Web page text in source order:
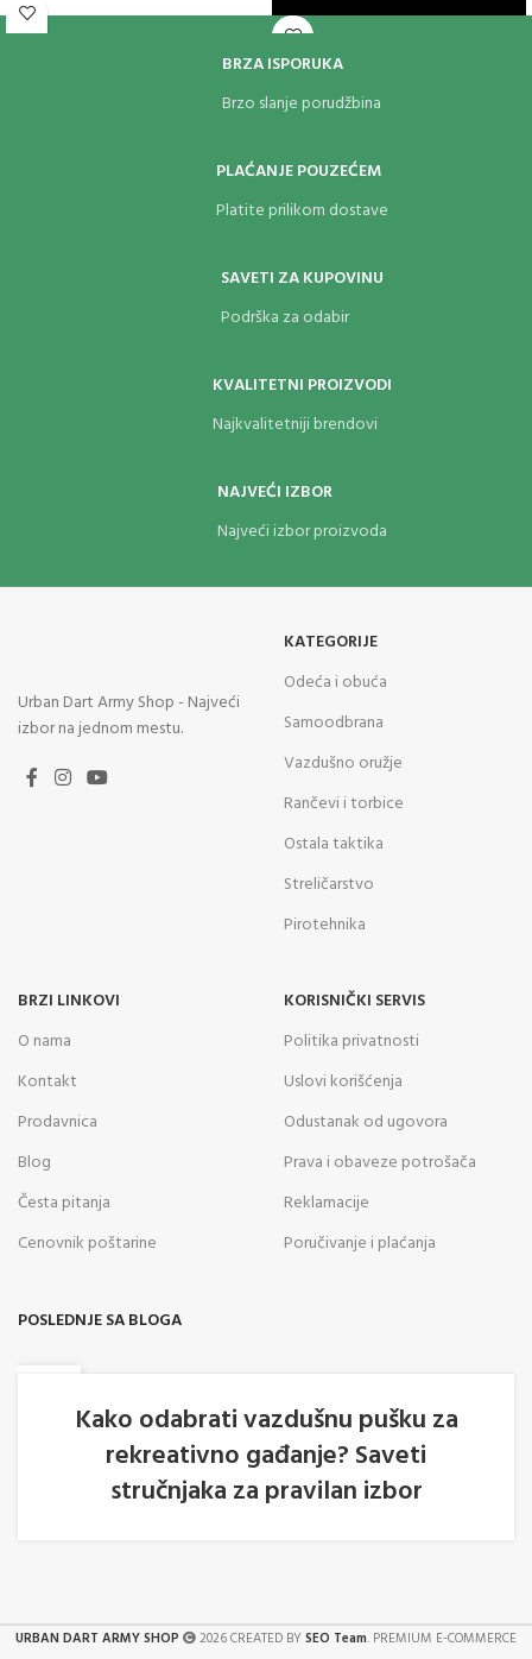
BRZA ISPORUKA
Brzo slanje porudžbina
PLAĆANJE POUZEĆEM
Platite prilikom dostave
SAVETI ZA KUPOVINU
Podrška za odabir
KVALITETNI PROIZVODI
Najkvalitetniji brendovi
NAJVEĆI IZBOR
Najveći izbor proizvoda
Urban Dart Army Shop - Najveći
izbor na jednom mestu.
KATEGORIJE
Odeća i obuća
Samoodbrana
Vazdušno oružje
Rančevi i torbice
Ostala taktika
Streličarstvo
Pirotehnika
BRZI LINKOVI
O nama
Kontakt
Prodavnica
Blog
Česta pitanja
Cenovnik poštarine
KORISNIČKI SERVIS
Politika privatnosti
Uslovi korišćenja
Odustanak od ugovora
Prava i obaveze potrošača
Reklamacije
Poručivanje i plaćanja
POSLEDNJE SA BLOGA
Kako odabrati vazdušnu pušku za
rekreativno gađanje? Saveti
stručnjaka za pravilan izbor
URBAN DART ARMY SHOP 2026 CREATED BYSEO Team. PREMIUM E-COMMERCE